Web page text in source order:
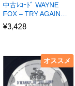
中古ﾚｺｰﾄﾞ WAYNE
FOX – TRY AGAIN…
¥3,428
オススメ